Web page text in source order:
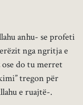
anhu- se profeti
nga ngritja e
do tu merret
tregon për
e ruajtë-.